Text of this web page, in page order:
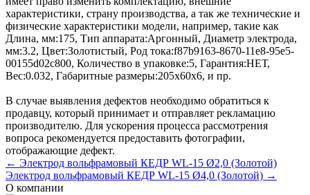
характеристики, страну производства, а так же технические и
физические характеристики модели, например, такие как
Длина, мм:175, Тип аппарата:Аргонный, Диаметр электрода,
мм:3.2, Цвет:Золотистый, Род тока:f87b9163-8670-11e8-95e5-
00155d02c800, Количество в упаковке:5, Гарантия:НЕТ,
Вес:0.032, Габаритные размеры:205x60x6, и пр.
В случае выявления дефектов необходимо обратиться к
продавцу, который принимает и отправляет рекламацию
производителю. Для ускорения процесса рассмотрения
вопроса рекомендуется предоставить фотографии,
отображающие дефект.
← Электрод вольфрамовый КЕДР WL-15 Ø2,0 (Золотой)
Электрод вольфрамовый КЕДР WL-15 Ø4,0 (Золотой) →
О компании